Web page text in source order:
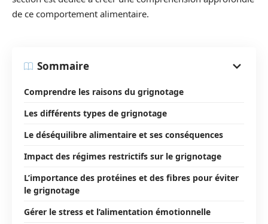
de ce comportement alimentaire.
Sommaire
Comprendre les raisons du grignotage
Les différents types de grignotage
Le déséquilibre alimentaire et ses conséquences
Impact des régimes restrictifs sur le grignotage
L’importance des protéines et des fibres pour éviter
le grignotage
Gérer le stress et l’alimentation émotionnelle